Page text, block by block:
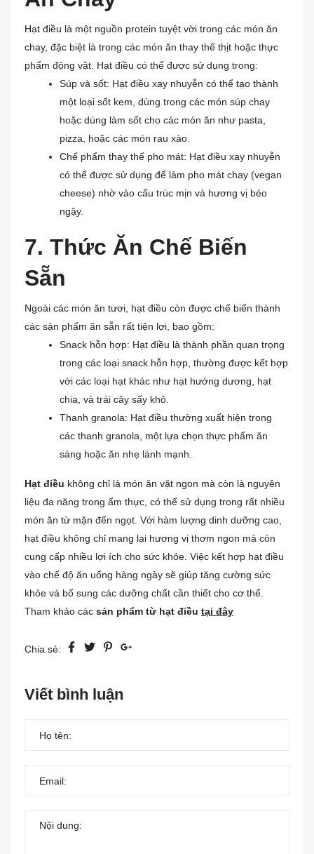
Hạt điều là một nguồn protein tuyệt vời trong các món ăn
chay, đặc biệt là trong các món ăn thay thế thịt hoặc thực
phẩm động vật. Hạt điều có thể được sử dụng trong:
Súp và sốt: Hạt điều xay nhuyễn có thể tạo thành
một loại sốt kem, dùng trong các món súp chay
hoặc dùng làm sốt cho các món ăn như pasta,
pizza, hoặc các món rau xào.
Chế phẩm thay thế pho mát: Hạt điều xay nhuyễn
có thể được sử dụng để làm pho mát chay (vegan
cheese) nhờ vào cấu trúc mịn và hương vị béo
ngậy.
7. Thức Ăn Chế Biến
Sẵn
Ngoài các món ăn tươi, hạt điều còn được chế biến thành
các sản phẩm ăn sẵn rất tiện lợi, bao gồm:
Snack hỗn hợp: Hạt điều là thành phần quan trọng
trong các loại snack hỗn hợp, thường được kết hợp
với các loại hạt khác như hạt hướng dương, hạt
chia, và trái cây sấy khô.
Thanh granola: Hạt điều thường xuất hiện trong
các thanh granola, một lựa chọn thực phẩm ăn
sáng hoặc ăn nhẹ lành mạnh.
Hạt điều không chỉ là món ăn vặt ngon mà còn là nguyên
liệu đa năng trong ẩm thực, có thể sử dụng trong rất nhiều
món ăn từ mặn đến ngọt. Với hàm lượng dinh dưỡng cao,
hạt điều không chỉ mang lại hương vị thơm ngon mà còn
cung cấp nhiều lợi ích cho sức khỏe. Việc kết hợp hạt điều
vào chế độ ăn uống hàng ngày sẽ giúp tăng cường sức
khỏe và bổ sung các dưỡng chất cần thiết cho cơ thể.
Tham khảo các sản phẩm từ hạt điều tại đây
Chia sẻ:
Viết bình luận